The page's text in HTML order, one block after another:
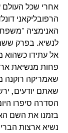
אחרי שכל העולם
האנימציה
לנשיא. בפרק
אל עתידו כשהוא
פחות מנשיאת
שאמריקה רוקנה
שאתם יודעים,
הסדרה סיפרו
בזמנו את השם
נשיא ארצות